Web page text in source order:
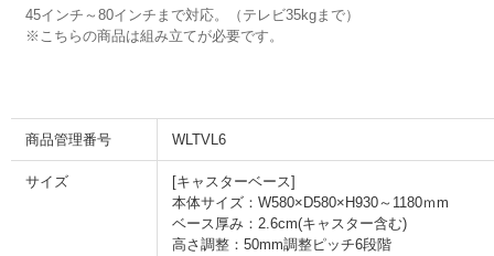
45インチ～80インチまで対応。（テレビ35kgまで）
※こちらの商品は組み立てが必要です。
商品管理番号 WLTVL6
サイズ
[キャスターベース]
本体サイズ：W580×D580×H930～1180ｍm
ベース厚み：2.6cm(キャスター含む)
高さ調整：50mm調整ピッチ6段階